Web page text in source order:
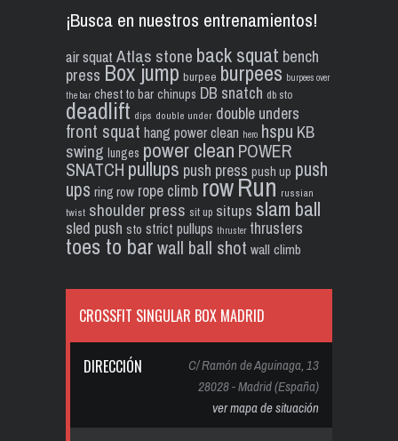
¡Busca en nuestros entrenamientos!
air squat Atlas stone back squat bench
press Box jump burpee burpees burpees over
the bar chest to bar chinups DB snatch db sto
deadlift dips double under double unders
front squat hang power clean hero hspu KB
swing lunges power clean POWER
SNATCH pullups push press push up push
ups ring row rope climb rowRun russian
twist shoulder press sit up situps slam ball
sled push sto strict pullups thruster thrusters
toes to barwall ball shot wall climb
CROSSFIT SINGULAR BOX MADRID
DIRECCIÓN
C/ Ramón de Aguinaga, 13
28028 - Madrid (España)
ver mapa de situación